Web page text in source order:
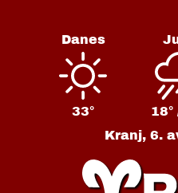
Danes
33° 18°
Kranj, 6.